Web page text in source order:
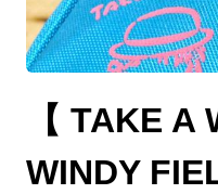
【 TAKE
WINDY